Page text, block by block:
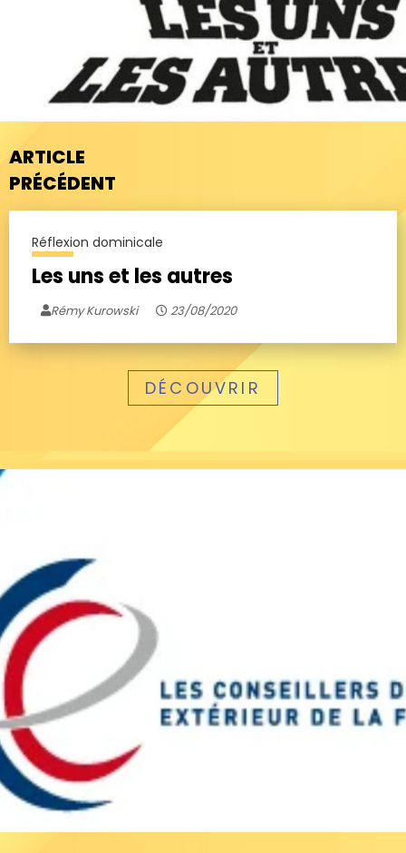
ARTICLE
PRÉCÉDENT
Réflexion dominicale
Les uns et les autres
Rémy Kurowski 23/08/2020
DÉCOUVRIR